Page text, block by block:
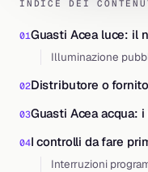
INDICE DEI
Guasti Acea luce: il
Illuminazione
Distributore o
Guasti Acea acqua:
I controlli da fare
Interruzioni